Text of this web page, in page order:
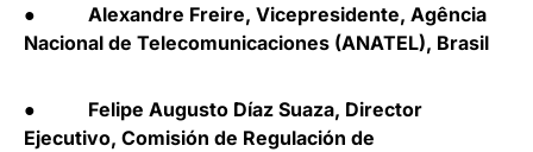
● Alexandre Freire, Vicepresidente, Agência
Nacional de Telecomunicaciones (ANATEL), Brasil
● Felipe Augusto Díaz Suaza, Director
Ejecutivo, Comisión de Regulación de